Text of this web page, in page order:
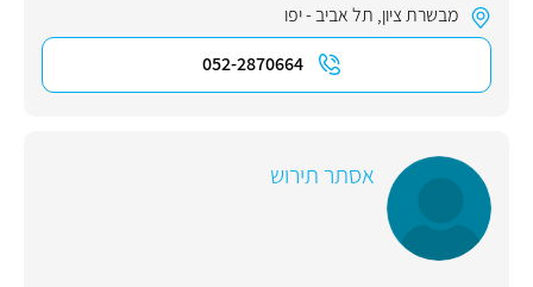
מבשרת ציון, תל אביב - יפו
052-2870664
אסתר תירוש